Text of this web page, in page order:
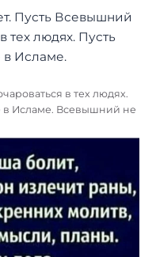
в тех людях.
в Исламе. Всевышний не